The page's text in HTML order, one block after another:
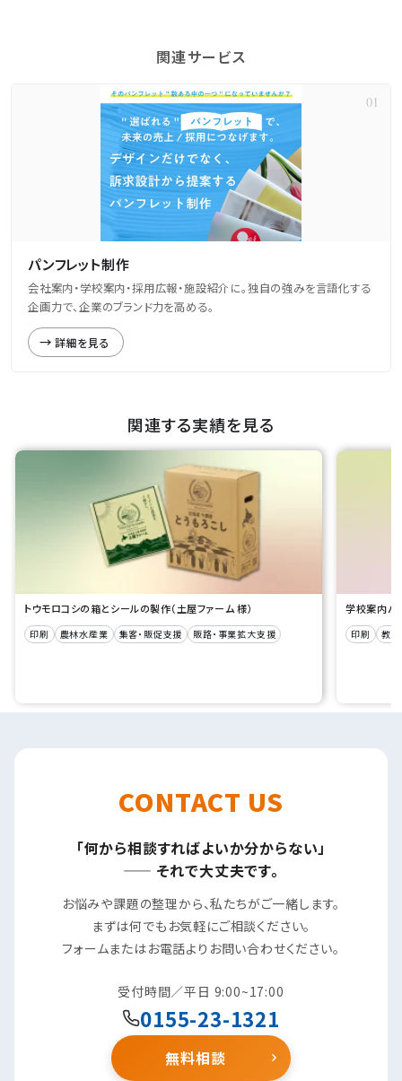
関連サービス
パンフレット制作
会社案内・学校案内・採用広報・施設紹介に。独自の強みを言語化する
企画力で、企業のブランド力を高める。
詳細を見る
関連する実績を見る
トウモロコシの箱とシールの製作（土屋ファーム 様）
印刷 農林水産業 集客・販促支援 販路・事業拡大支援
学校案内パ
印刷 教
CONTACT US
「何から相談すればよいか分からない」
—— それで大丈夫です。
お悩みや課題の整理から、私たちがご一緒します。
まずは何でもお気軽にご相談ください。
フォームまたはお電話よりお問い合わせください。
受付時間／平日 9:00~17:00
0155-23-1321
無料相談